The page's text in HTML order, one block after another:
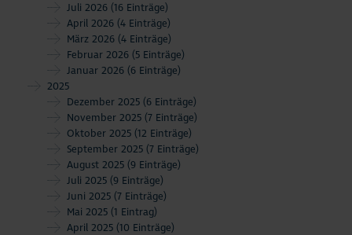
Juli 2026 (16 Einträge)
April 2026 (4 Einträge)
März 2026 (4 Einträge)
Februar 2026 (5 Einträge)
Januar 2026 (6 Einträge)
2025
Dezember 2025 (6 Einträge)
November 2025 (7 Einträge)
Oktober 2025 (12 Einträge)
September 2025 (7 Einträge)
August 2025 (9 Einträge)
Juli 2025 (9 Einträge)
Juni 2025 (7 Einträge)
Mai 2025 (1 Eintrag)
April 2025 (10 Einträge)